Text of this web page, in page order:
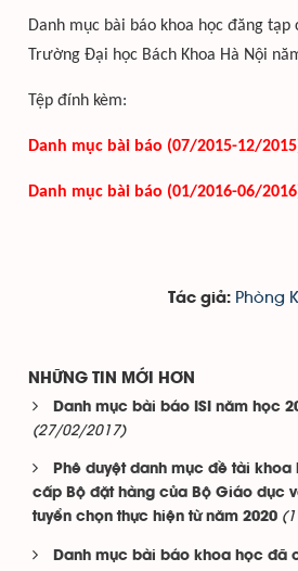
Danh mục bài báo khoa học đăng tạp
Trường Đại học Bách Khoa Hà Nội
Tệp đính kèm:
Danh mục bài báo (07/2015-12/
Danh mục bài báo (01/2016-06/
Tác giả: Phòng
NHỮNG TIN MỚI HƠN
Danh mục bài báo ISI năm học
(27/02/2017)
Phê duyệt danh mục đề tài
cấp Bộ đặt hàng của Bộ Giáo dục
tuyển chọn thực hiện từ năm 2020
Danh mục bài báo khoa học đã